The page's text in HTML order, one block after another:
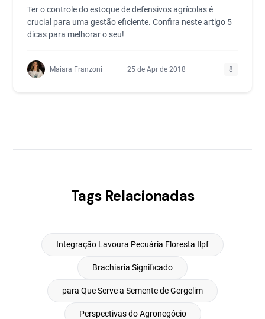
Ter o controle do estoque de defensivos agrícolas é
crucial para uma gestão eficiente. Confira neste artigo 5
dicas para melhorar o seu!
Maiara Franzoni 25 de Apr de 2018 8
Tags Relacionadas
Integração Lavoura Pecuária Floresta Ilpf
Brachiaria Significado
para Que Serve a Semente de Gergelim
Perspectivas do Agronegócio